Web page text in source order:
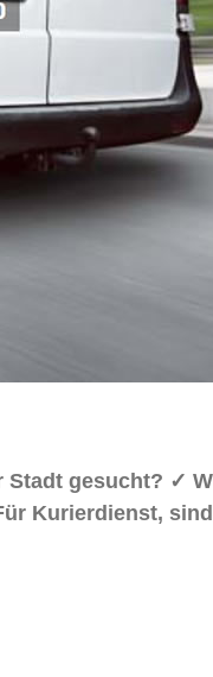
gesucht? ✓
Kurierdienst,